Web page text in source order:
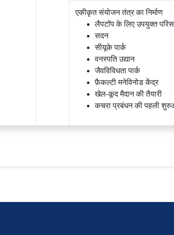
एकीकृत संयोजन तंत्र का निर्माण
लैपटॉप के लिए उपयुक्त
सदन
सीयूके पार्क
वनस्पति उद्यान
जैवविविधता पार्क
फ़ैकल्टी मनेविनोड केंद्र
खेल-कूद मैदान की तैयारी
कचरा प्रबंधन की पहली